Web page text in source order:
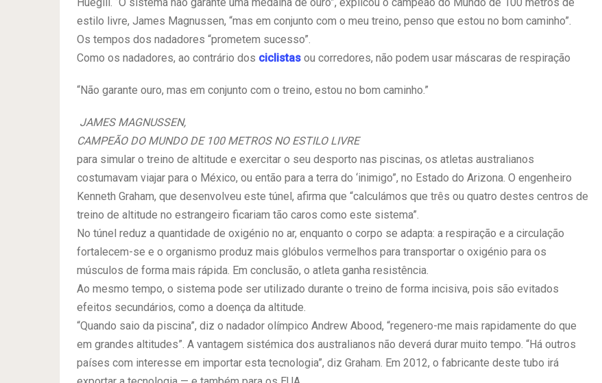
estilo livre, James Magnussen, “mas em conjunto com o meu treino, penso que estou no bom caminho”.
Os tempos dos nadadores “prometem sucesso”.
Como os nadadores, ao contrário dos ciclistas ou corredores, não podem usar máscaras de respiração
“Não garante ouro, mas em conjunto com o treino, estou no bom caminho.”
JAMES MAGNUSSEN,
CAMPEÃO DO MUNDO DE 100 METROS NO ESTILO LIVRE
para simular o treino de altitude e exercitar o seu desporto nas piscinas, os atletas australianos
costumavam viajar para o México, ou então para a terra do ‘inimigo”, no Estado do Arizona. O engenheiro
Kenneth Graham, que desenvolveu este túnel, afirma que “calculámos que três ou quatro destes centros de
treino de altitude no estrangeiro ficariam tão caros como este sistema”.
No túnel reduz a quantidade de oxigénio no ar, enquanto o corpo se adapta: a respiração e a circulação
fortalecem-se e o organismo produz mais glóbulos vermelhos para transportar o oxigénio para os
músculos de forma mais rápida. Em conclusão, o atleta ganha resistência.
Ao mesmo tempo, o sistema pode ser utilizado durante o treino de forma incisiva, pois são evitados
efeitos secundários, como a doença da altitude.
“Quando saio da piscina”, diz o nadador olímpico Andrew Abood, “regenero-me mais rapidamente do que
em grandes altitudes”. A vantagem sistémica dos australianos não deverá durar muito tempo. “Há outros
países com interesse em importar esta tecnologia”, diz Graham. Em 2012, o fabricante deste tubo irá